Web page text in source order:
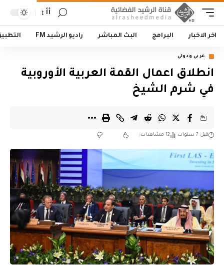
أأ
اخر الاخبار البرامج البث المباشر راديو الرشيد FM
عربي ودولي
انطلاق اعمال القمة العربية الأوروبية
في شرم الشيخ
قبل 7 سنوات 12 مشاهدات